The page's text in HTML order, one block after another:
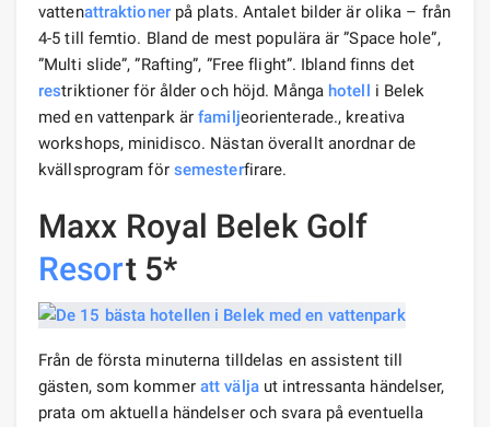
vattenattraktionerpå plats. Antalet bilder är olika – från
4-5 till femtio. Bland de mest populära är ”Space hole”,
”Multi slide”, ”Rafting”, ”Free flight”. Ibland finns det
restriktioner för ålder och höjd. Många hotell i Belek
med en vattenpark ärfamiljeorienterade., kreativa
workshops, minidisco. Nästan överallt anordnar de
kvällsprogram för semesterfirare.
Maxx Royal Belek Golf
Resort 5*
Från de första minuterna tilldelas en assistent till
gästen, som kommer att väljaut intressanta händelser,
prata om aktuella händelser och svara på eventuella